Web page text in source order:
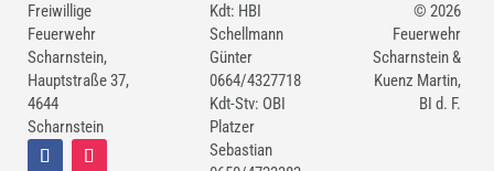
Freiwillige
Feuerwehr
Scharnstein,
Hauptstraße 37,
4644
Scharnstein
Kdt: HBI
Schellmann
Günter
0664/4327718
Kdt-Stv: OBI
Platzer
Sebastian
© 2026
Feuerwehr
Scharnstein &
Kuenz Martin,
BI d. F.